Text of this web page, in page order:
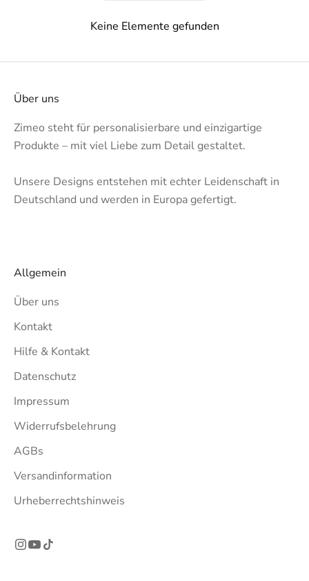
Keine Elemente gefunden
Über uns
Zimeo steht für personalisierbare und einzigartige
Produkte – mit viel Liebe zum Detail gestaltet.
Unsere Designs entstehen mit echter Leidenschaft in
Deutschland und werden in Europa gefertigt.
Allgemein
Über uns
Kontakt
Hilfe & Kontakt
Datenschutz
Impressum
Widerrufsbelehrung
AGBs
Versandinformation
Urheberrechtshinweis